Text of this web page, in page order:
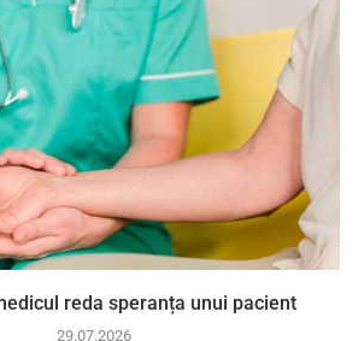
reda speranța unui pacient
29.07.2026